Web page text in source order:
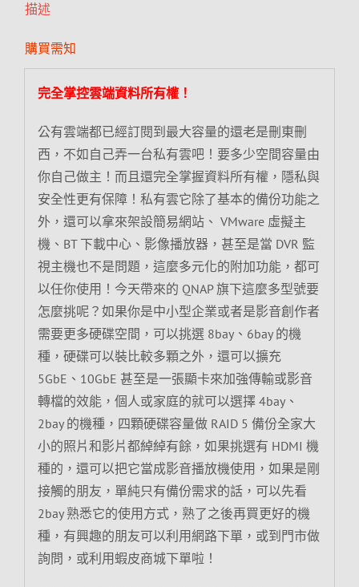
描述
購買需知
完全掌控雲端資料所有權！
公有雲端都已經訂閱到最大容量的還老是刪東刪
西，不如自己弄一台私有雲吧！要多少空間容量由
你自己做主！而且還完全掌握資料所有權，隱私與
安全性更有保障！私有雲它除了基本的備份功能之
外，還可以拿來架設簡易網站、 VMware 虛擬主
機、BT 下載中心、影像播放器，甚至是當 DVR 監
視主機也不是問題，這麼多元化的附加功能，都可
以任你使用！今天帶來的 QNAP 旗下這麼多型號要
怎麼挑呢？如果你是中小型企業或者是影音創作者
需要更多硬碟空間，可以挑選 8bay、6bay 的機
種，硬碟可以裝比較多顆之外，還可以擴充
5GbE、10GbE 甚至是一張顯卡來加強傳輸或影音
轉檔的效能，個人或家庭的就可以選擇 4bay、
2bay 的機種，四顆硬碟容量做 RAID 5 備份全家大
小的照片和影片都綽綽有餘，如果挑選有 HDMI 機
種的，還可以把它當成影音播放機使用，如果是剛
接觸的朋友，單純只有備份需求的話，可以先看
2bay 熟悉它的使用方式，熟了之後再買更好的機
種，有興趣的朋友可以利用網路下單，或到門市做
詢問，或利用蝦皮商城下單啦！